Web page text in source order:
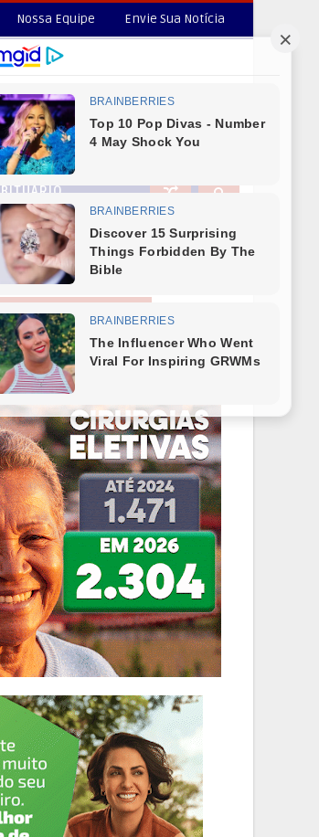
Nossa Equipe Envie Sua Notícia
de Virmond Fernando Mierzva deseja um Feliz
EM NOSSO PORTAL